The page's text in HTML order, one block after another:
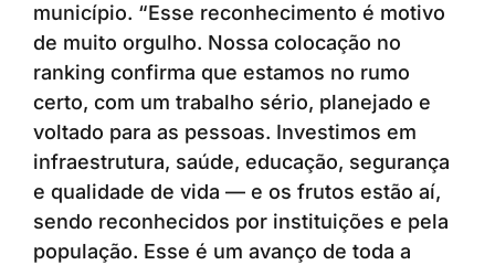
município. “Esse reconhecimento é motivo
de muito orgulho. Nossa colocação no
ranking confirma que estamos no rumo
certo, com um trabalho sério, planejado e
voltado para as pessoas. Investimos em
infraestrutura, saúde, educação, segurança
e qualidade de vida — e os frutos estão aí,
sendo reconhecidos por instituições e pela
população. Esse é um avanço de toda a